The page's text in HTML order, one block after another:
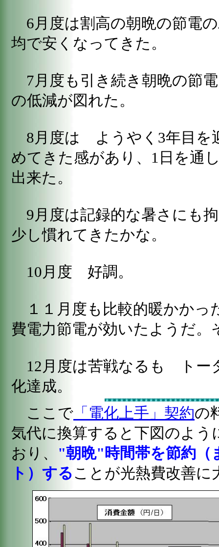
6月度は割高の朝晩の節電
均で安くなってきた。
7月度も引き続き朝晩の節
の低減が図れた。
8月度は ようやく3年目を
めてきた感があり、1日を通
出来た。
9月度は記録的な暑さにも
少し慣れてきたかな。
10月度 好調。
１１月度も比較的暖かか
費電力節電が効いたようだ
12月度は苦戦なるも トー
化達成。
ここで 「電化上手」契約の
気代に換算すると下図のよ
おり、 "朝晩"時間帯を節約
ト）することが光熱費改善に